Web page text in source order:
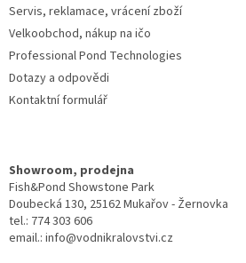
Servis, reklamace, vrácení zboží
Velkoobchod, nákup na ičo
Professional Pond Technologies
Dotazy a odpovědi
Kontaktní formulář
Showroom, prodejna
Fish&Pond Showstone Park
Doubecká 130, 25162 Mukařov - Žernovka
tel.: 774 303 606
email.: info@vodnikralovstvi.cz